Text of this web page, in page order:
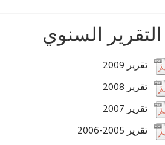
التقرير السنوي
تقرير 2009
تقرير 2008
تقرير 2007
تقرير 2005-2006